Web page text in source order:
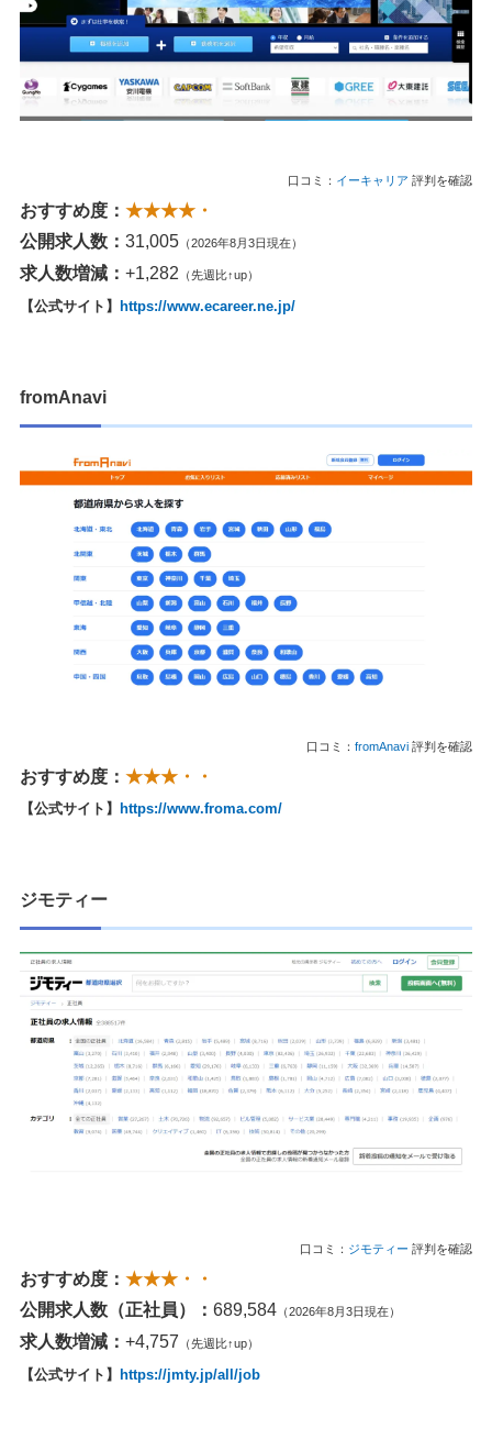
口コミ： イーキャリア 評判を確認
おすすめ度： ★★★★・
公開求人数： 31,005 （2026年8月3日現在）
求人数増減： +1,282 （先週比↑up）
【公式サイト】 https://www.ecareer.ne.jp/
fromAnavi
口コミ： fromAnavi 評判を確認
おすすめ度： ★★★・・
【公式サイト】 https://www.froma.com/
ジモティー
口コミ： ジモティー 評判を確認
おすすめ度： ★★★・・
公開求人数（正社員）： 689,584 （2026年8月3日現在）
求人数増減： +4,757 （先週比↑up）
【公式サイト】 https://jmty.jp/all/job